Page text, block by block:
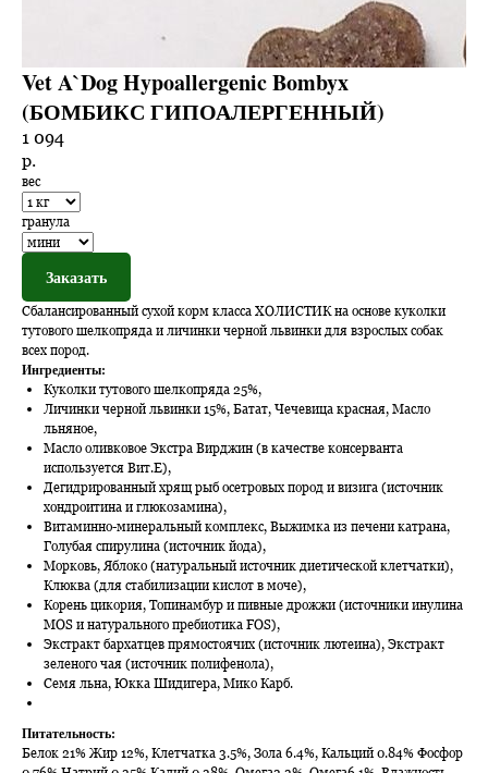
Vet A`Dog Hypoallergenic Bombyx
(БОМБИКС ГИПОАЛЕРГЕННЫЙ)
1 094
р.
вес
гранула
Заказать
Сбалансированный сухой корм класса ХОЛИСТИК на основе куколки
тутового шелкопряда и личинки черной львинки для взрослых собак
всех пород.
Ингредиенты:
Куколки тутового шелкопряда 25%,
Личинки черной львинки 15%, Батат, Чечевица красная, Масло
льняное,
Масло оливковое Экстра Вирджин (в качестве консерванта
используется Вит.E),
Дегидрированный хрящ рыб осетровых пород и визига (источник
хондроитина и глюкозамина),
Витаминно-минеральный комплекс, Выжимка из печени катрана,
Голубая спирулина (источник йода),
Морковь, Яблоко (натуральный источник диетической клетчатки),
Клюква (для стабилизации кислот в моче),
Корень цикория, Топинамбур и пивные дрожжи (источники инулина
MOS и натурального пребиотика FOS),
Экстракт бархатцев прямостоячих (источник лютеина), Экстракт
зеленого чая (источник полифенола),
Семя льна, Юкка Шидигера, Мико Карб.
Питательность:
Белок 21% Жир 12%, Клетчатка 3.5%, Зола 6.4%, Кальций 0.84% Фосфор